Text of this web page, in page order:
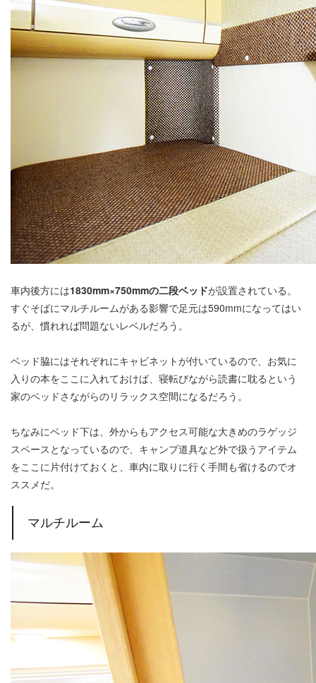
車内後方には1830mm×750mmの二段ベッドが設置されている。
すぐそばにマルチルームがある影響で足元は590mmになってはい
るが、慣れれば問題ないレベルだろう。
ベッド脇にはそれぞれにキャビネットが付いているので、お気に
入りの本をここに入れておけば、寝転びながら読書に耽るという
家のベッドさながらのリラックス空間になるだろう。
ちなみにベッド下は、外からもアクセス可能な大きめのラゲッジ
スペースとなっているので、キャンプ道具など外で扱うアイテム
をここに片付けておくと、車内に取りに行く手間も省けるのでオ
ススメだ。
マルチルーム